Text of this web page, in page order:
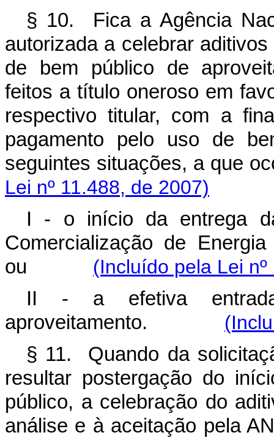
§ 10. Fica a Agência
autorizada a celebrar
de bem público de
feitos a título oneroso em
respectivo titular, com a
pagamento pelo uso de
seguintes situações, a
Lei nº 11.488, de 2007)
I - o início da entrega
Comercialização de
ou
(Incluído pela Lei
II - a efetiva
aproveitamento.
§ 11. Quando da
resultar postergação do
público, a celebração do
análise e à aceitação pela